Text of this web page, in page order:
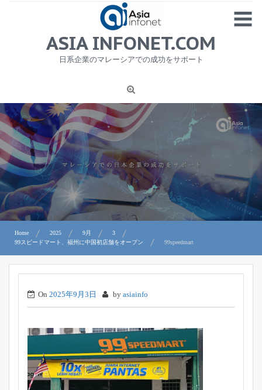
MENU
1
ニュース
労務サービス
プライバシーポリシー及び著作権について
お問合せ
ASIA INFONET.COM
日系企業のマレーシアでの成功をサポート
Home 2025 9月
3
99スピードマート、福州に中国初店舗をオープン
99speedmart
On 2025年9月3日 by asiainfo